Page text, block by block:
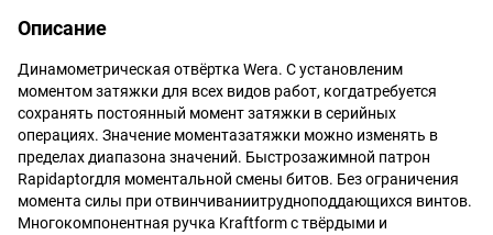
Описание
Динамометрическая отвёртка Wera. С установленим
моментом затяжки для всех видов работ, когдатребуется
сохранять постоянный момент затяжки в серийных
операциях. Значение моментазатяжки можно изменять в
пределах диапазона значений. Быстрозажимной патрон
Rapidaptorдля моментальной смены битов. Без ограничения
момента силы при отвинчиваниитрудноподдающихся винтов.
Многокомпонентная ручка Kraftform с твёрдыми и